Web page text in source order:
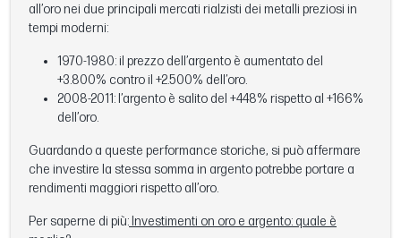
all’oro nei due principali mercati rialzisti dei metalli preziosi in
tempi moderni:
1970-1980: il prezzo dell’argento è aumentato del
+3.800% contro il +2.500% dell’oro.
2008-2011: l’argento è salito del +448% rispetto al +166%
dell’oro.
Guardando a queste performance storiche, si può affermare
che investire la stessa somma in argento potrebbe portare a
rendimenti maggiori rispetto all’oro.
Per saperne di più: Investimenti on oro e argento: quale è